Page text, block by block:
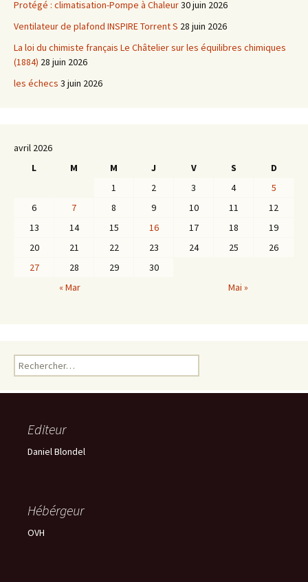
Protégé : climatisation-Pompe à Chaleur30 juin 2026
Ventilateur de plafond INSPIRE Torrent S 28 juin 2026
La loi du chimiste français Le Châtelier sur les équilibres chimiques
(1884) 28 juin 2026
les échecs 3 juin 2026
avril 2026
L
M M J V S
D
1
2 3 4
5
6
7 8 9 10 11
12
13
14 15 16 17 18
19
20
21 22 23 24 25
26
27
28 29
30
« Mar
Mai »
Rechercher :
Editeur
Daniel Blondel
Hébérgeur
OVH